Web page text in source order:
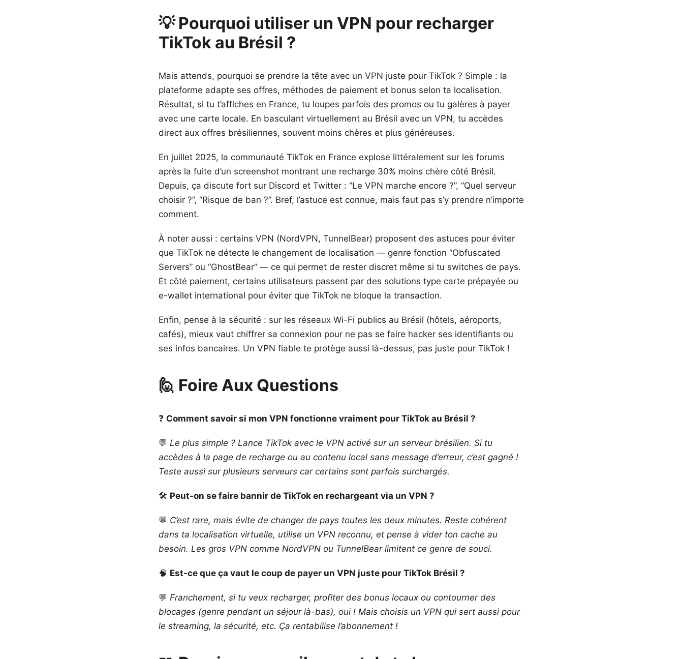
💡 Pourquoi utiliser un VPN pour recharger
TikTok au Brésil ?
Mais attends, pourquoi se prendre la tête avec un VPN juste pour TikTok ? Simple : la
plateforme adapte ses offres, méthodes de paiement et bonus selon ta localisation.
Résultat, si tu t’affiches en France, tu loupes parfois des promos ou tu galères à payer
avec une carte locale. En basculant virtuellement au Brésil avec un VPN, tu accèdes
direct aux offres brésiliennes, souvent moins chères et plus généreuses.
En juillet 2025, la communauté TikTok en France explose littéralement sur les forums
après la fuite d’un screenshot montrant une recharge 30% moins chère côté Brésil.
Depuis, ça discute fort sur Discord et Twitter : “Le VPN marche encore ?”, “Quel serveur
choisir ?”, “Risque de ban ?”. Bref, l’astuce est connue, mais faut pas s’y prendre n’importe
comment.
À noter aussi : certains VPN (NordVPN, TunnelBear) proposent des astuces pour éviter
que TikTok ne détecte le changement de localisation — genre fonction “Obfuscated
Servers” ou “GhostBear” — ce qui permet de rester discret même si tu switches de pays.
Et côté paiement, certains utilisateurs passent par des solutions type carte prépayée ou
e-wallet international pour éviter que TikTok ne bloque la transaction.
Enfin, pense à la sécurité : sur les réseaux Wi-Fi publics au Brésil (hôtels, aéroports,
cafés), mieux vaut chiffrer sa connexion pour ne pas se faire hacker ses identifiants ou
ses infos bancaires. Un VPN fiable te protège aussi là-dessus, pas juste pour TikTok !
🙋 Foire Aux Questions
❓ Comment savoir si mon VPN fonctionne vraiment pour TikTok au Brésil ?
💬 Le plus simple ? Lance TikTok avec le VPN activé sur un serveur brésilien. Si tu
accèdes à la page de recharge ou au contenu local sans message d’erreur, c’est gagné !
Teste aussi sur plusieurs serveurs car certains sont parfois surchargés.
🛠️ Peut-on se faire bannir de TikTok en rechargeant via un VPN ?
💬 C’est rare, mais évite de changer de pays toutes les deux minutes. Reste cohérent
dans ta localisation virtuelle, utilise un VPN reconnu, et pense à vider ton cache au
besoin. Les gros VPN comme NordVPN ou TunnelBear limitent ce genre de souci.
🧠 Est-ce que ça vaut le coup de payer un VPN juste pour TikTok Brésil ?
💬 Franchement, si tu veux recharger, profiter des bonus locaux ou contourner des
blocages (genre pendant un séjour là-bas), oui ! Mais choisis un VPN qui sert aussi pour
le streaming, la sécurité, etc. Ça rentabilise l’abonnement !